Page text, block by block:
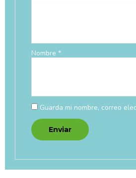
Nombre *
Guarda mi nombre, correo